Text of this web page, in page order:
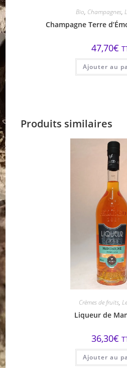
Bio, Champagnes,
Champagne Terre
47,70€
Ajouter au
Produits similaires
Crèmes de fruits,
Liqueur de
36,30€
Ajouter au